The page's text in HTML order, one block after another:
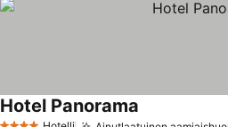
Hotel Panorama